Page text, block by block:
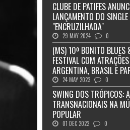
CLUBE DE PATIFES
LANÇAMENTO DO SINGLE
"ENCRUZILHADA"
29 MAY 2024 0
(MS) 10º BONITO BLUES
FESTIVAL COM
ARGENTINA, BRASIL E
24 MAY 2023 0
SWING DOS TRÓPICOS:
TRANSNACIONAIS NA
POPULAR
01 DEC 2022 0